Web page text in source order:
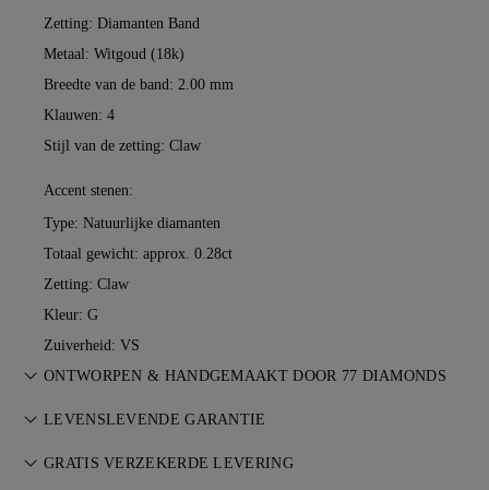
Zetting: Diamanten Band
Metaal: Witgoud (18k)
Breedte van de band: 2.00 mm
Klauwen: 4
Stijl van de zetting: Claw
Accent stenen:
Type: Natuurlijke diamanten
Totaal gewicht: approx. 0.28ct
Zetting: Claw
Kleur: G
Zuiverheid: VS
ONTWORPEN & HANDGEMAAKT DOOR 77 DIAMONDS
De kunst van juweliersvakmanschap, tot leven gebracht door
LEVENSLEVENDE GARANTIE
Bij elke aankoop bij 77 Diamonds ontvang je een levenslange
GRATIS VERZEKERDE LEVERING